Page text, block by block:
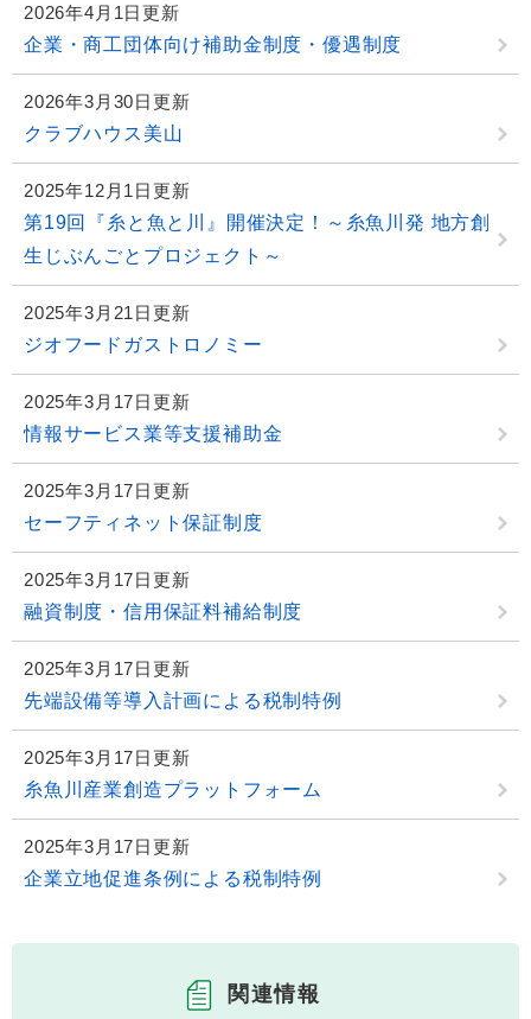
2026年4月1日更新
企業・商工団体向け補助金制度・優遇制度
2026年3月30日更新
クラブハウス美山
2025年12月1日更新
第19回『糸と魚と川』開催決定！～糸魚川発 地方創
生じぶんごとプロジェクト～
2025年3月21日更新
ジオフードガストロノミー
2025年3月17日更新
情報サービス業等支援補助金
2025年3月17日更新
セーフティネット保証制度
2025年3月17日更新
融資制度・信用保証料補給制度
2025年3月17日更新
先端設備等導入計画による税制特例
2025年3月17日更新
糸魚川産業創造プラットフォーム
2025年3月17日更新
企業立地促進条例による税制特例
関連情報